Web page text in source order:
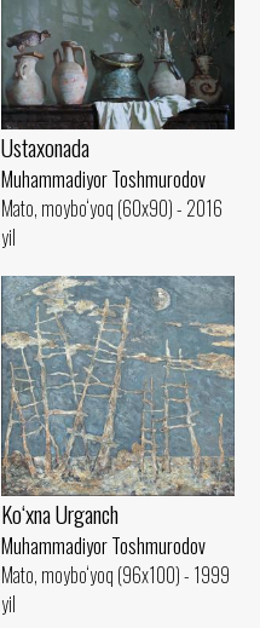
Ustaxonada
Muhammadiyor Toshmurodov
Mato, moybo‘yoq (60x90) - 2016
yil
Ko‘xna Urganch
Muhammadiyor Toshmurodov
Mato, moybo‘yoq (96x100) - 1999
yil